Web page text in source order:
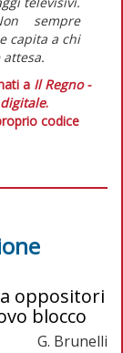
sempre
capita a chi
a Il Regno -
.
codice
oppositori
blocco
G. Brunelli